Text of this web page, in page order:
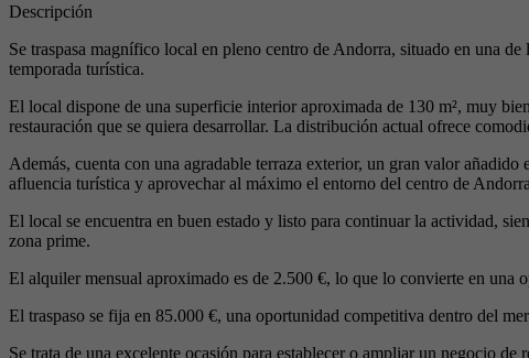
Descripción
Se traspasa magnífico local en pleno centro de Andorra, situado en una
temporada turística.
El local dispone de una superficie interior aproximada de 130 m², muy
restauración que se quiera desarrollar. La distribución actual ofrece
Además, cuenta con una agradable terraza exterior, un gran valor
afluencia turística y aprovechar al máximo el entorno del centro de
El local se encuentra en buen estado y listo para continuar la actividad,
zona prime.
El alquiler mensual aproximado es de 2.500 €, lo que lo convierte en una
El traspaso se fija en 85.000 €, una oportunidad competitiva dentro del
Se trata de una excelente ocasión para establecer o ampliar un negocio